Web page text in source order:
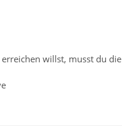
willst, musst du die